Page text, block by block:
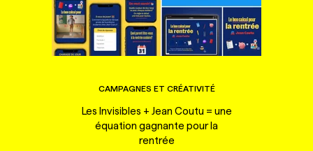
CAMPAGNES ET CRÉATIVITÉ
Les Invisibles + Jean Coutu = une
équation gagnante pour la
rentrée